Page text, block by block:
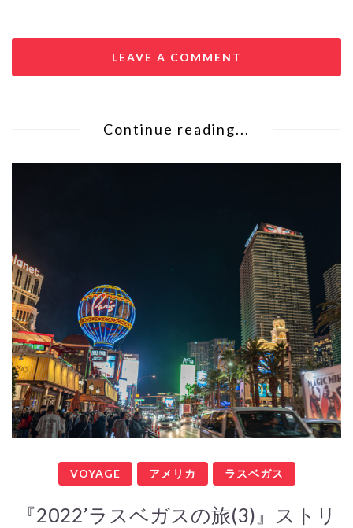
LEAVE A COMMENT
Continue reading...
VOYAGE アメリカ ラスベガス
『2022’ラスベガスの旅(3)』ストリ